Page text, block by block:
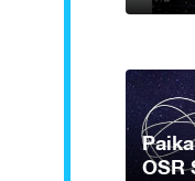
OSR